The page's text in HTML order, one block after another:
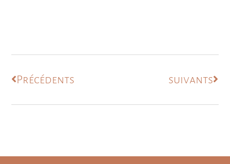
Précédents suivants